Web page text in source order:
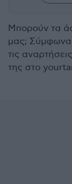
Μπορούν τα
μας; Σύμφωνα
τις
της στο